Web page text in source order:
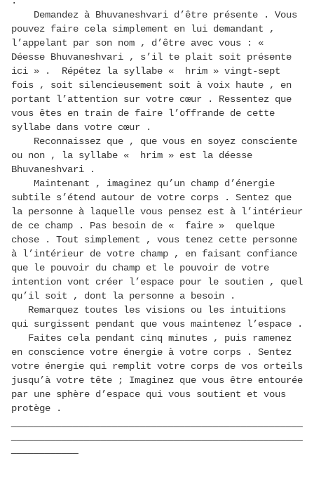
Demandez à Bhuvaneshvari d’être présente . Vous
pouvez faire cela simplement en lui demandant ,
l’appelant par son nom , d’être avec vous : «
Déesse Bhuvaneshvari , s’il te plait soit présente
ici » . Répétez la syllabe « hrim » vingt-sept
fois , soit silencieusement soit à voix haute , en
portant l’attention sur votre cœur . Ressentez que
vous êtes en train de faire l’offrande de cette
syllabe dans votre cœur .
Reconnaissez que , que vous en soyez consciente
ou non , la syllabe « hrim » est la déesse
Bhuvaneshvari .
Maintenant , imaginez qu’un champ d’énergie
subtile s’étend autour de votre corps . Sentez que
la personne à laquelle vous pensez est à l’intérieur
de ce champ . Pas besoin de « faire » quelque
chose . Tout simplement , vous tenez cette personne
à l’intérieur de votre champ , en faisant confiance
que le pouvoir du champ et le pouvoir de votre
intention vont créer l’espace pour le soutien , quel
qu’il soit , dont la personne a besoin .
Remarquez toutes les visions ou les intuitions
qui surgissent pendant que vous maintenez l’espace .
Faites cela pendant cinq minutes , puis ramenez
en conscience votre énergie à votre corps . Sentez
votre énergie qui remplit votre corps de vos orteils
jusqu’à votre tête ; Imaginez que vous être entourée
par une sphère d’espace qui vous soutient et vous
protège .